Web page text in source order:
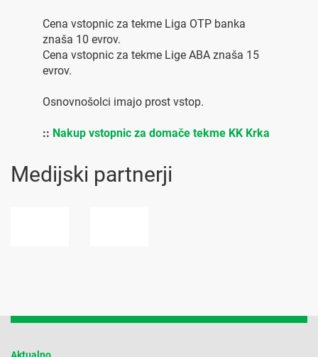
Cena vstopnic za tekme Liga OTP banka
znaša 10 evrov.
Cena vstopnic za tekme Lige ABA znaša 15
evrov.
Osnovnošolci imajo prost vstop.
:: Nakup vstopnic za domače tekme KK Krka
Medijski partnerji